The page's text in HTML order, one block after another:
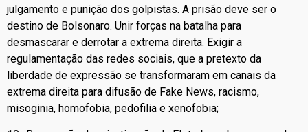
julgamento e punição dos golpistas. A prisão deve ser o
destino de Bolsonaro. Unir forças na batalha para
desmascarar e derrotar a extrema direita. Exigir a
regulamentação das redes sociais, que a pretexto da
liberdade de expressão se transformaram em canais da
extrema direita para difusão de Fake News, racismo,
misoginia, homofobia, pedofilia e xenofobia;